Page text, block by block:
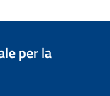
per la